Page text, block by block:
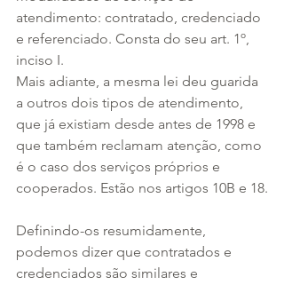
atendimento: contratado, credenciado
e referenciado. Consta do seu art. 1º,
inciso I.
Mais adiante, a mesma lei deu guarida
a outros dois tipos de atendimento,
que já existiam desde antes de 1998 e
que também reclamam atenção, como
é o caso dos serviços próprios e
cooperados. Estão nos artigos 10B e 18.
Definindo-os resumidamente,
podemos dizer que contratados e
credenciados são similares e